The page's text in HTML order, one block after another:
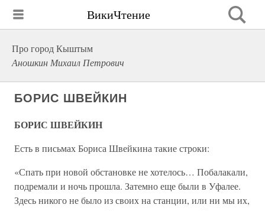
ВикиЧтение
Про город Кыштым
Аношкин Михаил Петрович
БОРИС ШВЕЙКИН
БОРИС ШВЕЙКИН
Есть в письмах Бориса Швейкина такие строки:
«Спать при новой обстановке не хотелось… Побалакали,
подремали и ночь прошла. Затемно еще были в Уфалее.
Здесь никого не было из своих на станции, или ни мы их,